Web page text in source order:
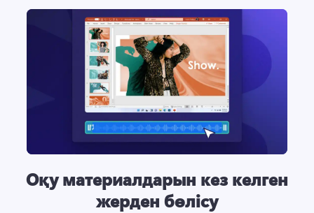
Оқу материалдарын кез келген
жерден бөлісу